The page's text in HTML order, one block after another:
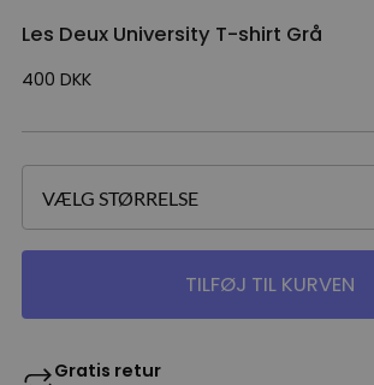
Les Deux University T-shirt Grå
400 DKK
TILFØJ TIL KURVEN
Gratis retur